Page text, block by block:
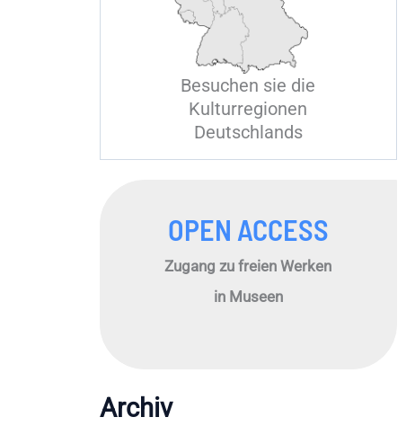
Besuchen sie die
Kulturregionen
Deutschlands
OPEN ACCESS
Zugang zu freien Werken
in Museen
Archiv